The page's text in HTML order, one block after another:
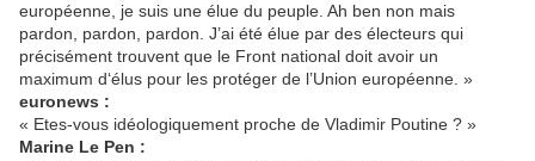
européenne, je suis une élue du peuple. Ah ben non mais
pardon, pardon, pardon. J’ai été élue par des électeurs qui
précisément trouvent que le Front national doit avoir un
maximum d‘élus pour les protéger de l’Union européenne. »
euronews :
« Etes-vous idéologiquement proche de Vladimir Poutine ? »
Marine Le Pen :